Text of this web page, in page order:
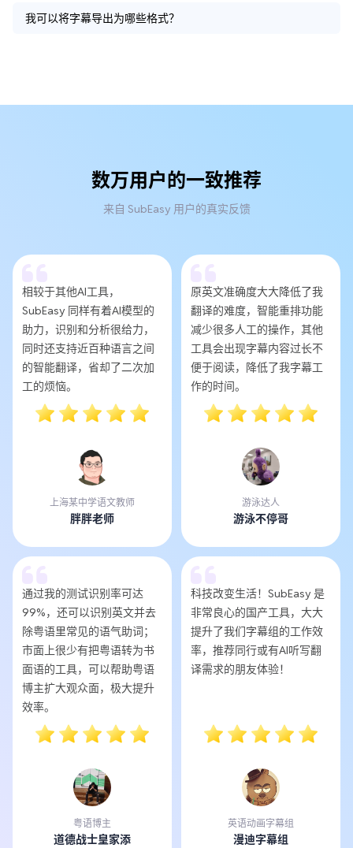
我可以将字幕导出为哪些格式？
数万用户的一致推荐
来自 SubEasy 用户的真实反馈
相较于其他AI工具，
SubEasy 同样有着AI模型的
助力，识别和分析很给力，
同时还支持近百种语言之间
的智能翻译，省却了二次加
工的烦恼。
上海某中学语文教师
胖胖老师
原英文准确度大大降低了我
翻译的难度，智能重排功能
减少很多人工的操作，其他
工具会出现字幕内容过长不
便于阅读，降低了我字幕工
作的时间。
游泳达人
游泳不停哥
通过我的测试识别率可达
99%，还可以识别英文并去
除粤语里常见的语气助词；
市面上很少有把粤语转为书
面语的工具，可以帮助粤语
博主扩大观众面，极大提升
效率。
粤语博主
道德战士皇家添
科技改变生活！SubEasy 是
非常良心的国产工具，大大
提升了我们字幕组的工作效
率，推荐同行或有AI听写翻
译需求的朋友体验！
英语动画字幕组
漫迪字幕组